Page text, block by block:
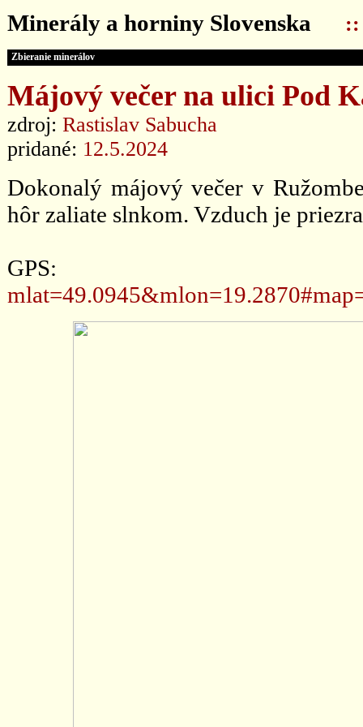
Minerály a horniny Slovenska ::
Zbieranie minerálov
Májový večer na ulici Pod
zdroj: Rastislav Sabucha
pridané: 12.5.2024
Dokonalý májový večer v
hôr zaliate slnkom. Vzduch je